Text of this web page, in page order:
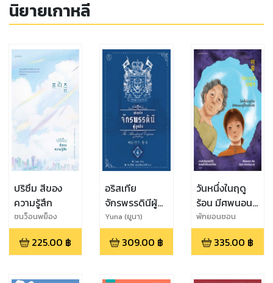
นิยายเกาหลี
ปริซึม สีของ
ความรู้สึก
ซนว็อนพย็อง
225.00 ฿
อริสเทีย
จักรพรรดินีผู้
ถูกลืม เล่ม 4
Yuna (ยูนา)
309.00 ฿
วันหนึ่งในฤดู
ร้อน มีศพนอน
อยู่ที่ไหนสักแห่ง
พักยอนซอน
335.00 ฿